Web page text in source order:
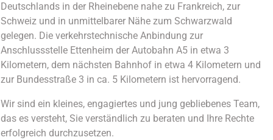
Deutschlands in der Rheinebene nahe zu Frankreich, zur
Schweiz und in unmittelbarer Nähe zum Schwarzwald
gelegen. Die verkehrstechnische Anbindung zur
Anschlussstelle Ettenheim der Autobahn A5 in etwa 3
Kilometern, dem nächsten Bahnhof in etwa 4 Kilometern und
zur Bundesstraße 3 in ca. 5 Kilometern ist hervorragend.
Wir sind ein kleines, engagiertes und jung gebliebenes Team,
das es versteht, Sie verständlich zu beraten und Ihre Rechte
erfolgreich durchzusetzen.